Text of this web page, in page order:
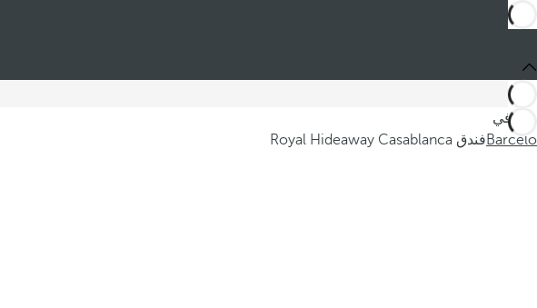
أنت في
Barcelóفندق Royal Hideaway Casablanca